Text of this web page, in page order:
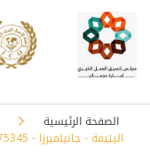
الصفحة الرئيسية
اليتيمة - جانيلميرزا - 4375345